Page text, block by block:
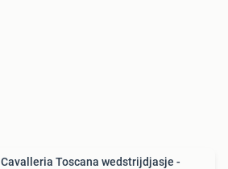
Cavalleria Toscana wedstrijdjasje -